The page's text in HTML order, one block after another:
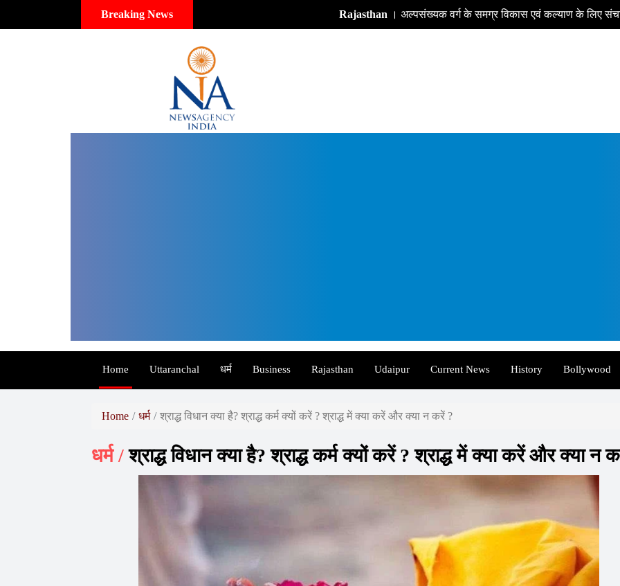
Breaking News । अल्पसंख्यक वर्ग के समग्र विकास एवं कल्याण के लिए संचालित योजनाओं का
Rajasthan,
Diagnostics,
Home Uttaranchal धर्म Business Rajasthan Udaipur Current News History Bollywood
Home धर्म श्राद्ध विधान क्या है? श्राद्ध कर्म क्यों करें ? श्राद्ध में क्या करें और क्या न करें ?
धर्म /श्राद्ध विधान क्या है? श्राद्ध कर्म क्यों करें ? श्राद्ध में क्या करें और क्या न